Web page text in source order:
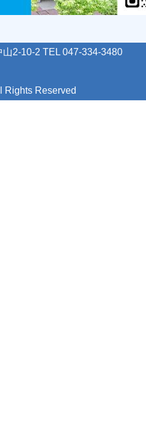
山2-10-2 TEL 047-334-3480
Rights Reserved